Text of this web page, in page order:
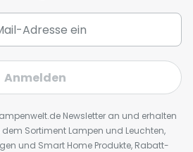
Anmelden
Newsletter an und erhalten
Sortiment Lampen und Leuchten,
und Smart Home Produkte, Rabatt-